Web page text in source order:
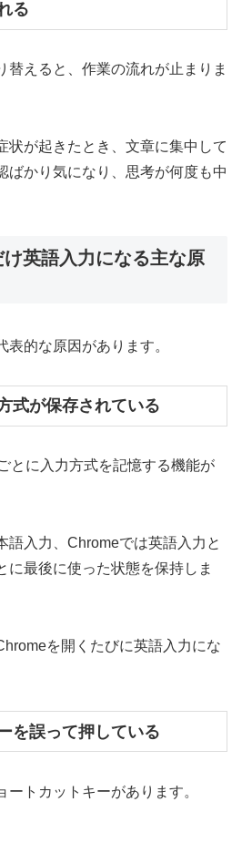
る
替えると、作業の流れが止まりま
状が起きたとき、文章に集中して
ばかり気になり、思考が何度も中
英語入力になる主な原
表的な原因があります。
式が保存されている
とに入力方式を記憶する機能が
語入力、Chromeでは英語入力と
に最後に使った状態を保持しま
を開くたびに英語入力にな
を誤って押している
ートカットキーがあります。